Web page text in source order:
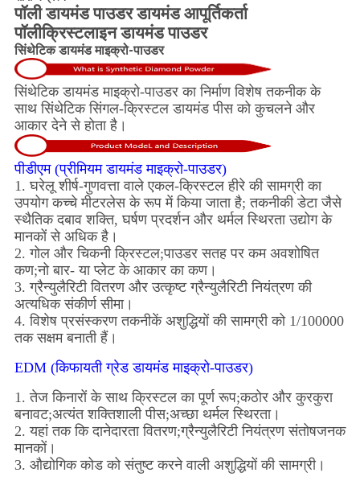
पॉली डायमंड पाउडर डायमंड आपूर्तिकर्ता
पॉलीक्रिस्टलाइन डायमंड पाउडर
सिंथेटिक डायमंड माइक्रो-पाउडर
सिंथेटिक डायमंड माइक्रो-पाउडर का निर्माण विशेष तकनीक के
साथ सिंथेटिक सिंगल-क्रिस्टल डायमंड पीस को कुचलने और
आकार देने से होता है।
पीडीएम (प्रीमियम डायमंड माइक्रो-पाउडर)
1. घरेलू शीर्ष-गुणवत्ता वाले एकल-क्रिस्टल हीरे की सामग्री का
उपयोग कच्चे मीटरलेस के रूप में किया जाता है; तकनीकी डेटा जैसे
स्थैतिक दबाव शक्ति, घर्षण प्रदर्शन और थर्मल स्थिरता उद्योग के
मानकों से अधिक है।
2. गोल और चिकनी क्रिस्टल;पाउडर सतह पर कम अवशोषित
कण;नो बार- या प्लेट के आकार का कण।
3. ग्रैन्युलैरिटी वितरण और उत्कृष्ट ग्रैन्युलैरिटी नियंत्रण की
अत्यधिक संकीर्ण सीमा।
4. विशेष प्रसंस्करण तकनीकें अशुद्धियों की सामग्री को 1/100000
तक सक्षम बनाती हैं।
EDM (किफायती ग्रेड डायमंड माइक्रो-पाउडर)
1. तेज किनारों के साथ क्रिस्टल का पूर्ण रूप;कठोर और कुरकुरा
बनावट;अत्यंत शक्तिशाली पीस;अच्छा थर्मल स्थिरता।
2. यहां तक ​​कि दानेदारता वितरण;ग्रैन्युलैरिटी नियंत्रण संतोषजनक
मानकों।
3. औद्योगिक कोड को संतुष्ट करने वाली अशुद्धियों की सामग्री।